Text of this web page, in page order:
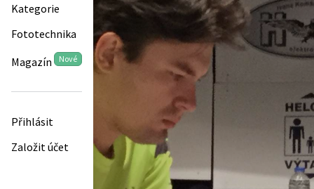
Kategorie
Fototechnika
Magazín Nové
Přihlásit
Založit účet